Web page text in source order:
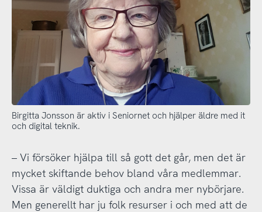
Birgitta Jonsson är aktiv i Seniornet och hjälper äldre med it
och digital teknik.
– Vi försöker hjälpa till så gott det går, men det är
mycket skiftande behov bland våra medlemmar.
Vissa är väldigt duktiga och andra mer nybörjare.
Men generellt har ju folk resurser i och med att de